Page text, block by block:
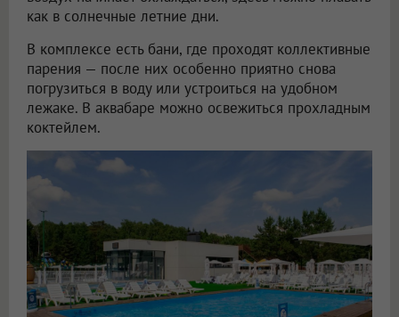
как в солнечные летние дни.
В комплексе есть бани, где проходят коллективные
парения — после них особенно приятно снова
погрузиться в воду или устроиться на удобном
лежаке. В аквабаре можно освежиться прохладным
коктейлем.